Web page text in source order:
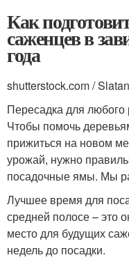
Как
саженцев в
года
shutterstock.com / Slatan
Пересадка для любого
Чтобы помочь
прижиться на новом
урожай, нужно
посадочные ямы. Мы
Лучшее время для
средней полосе – это
место для будущих
недель до посадки.